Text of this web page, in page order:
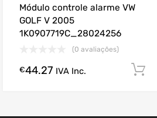
Comprar Agora!
Módulo controle alarme VW
GOLF V 2005
1K0907719C_28024256
(0 avaliações)
€44.27 IVA Inc.